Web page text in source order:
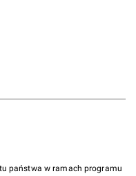
państwa w ramach programu